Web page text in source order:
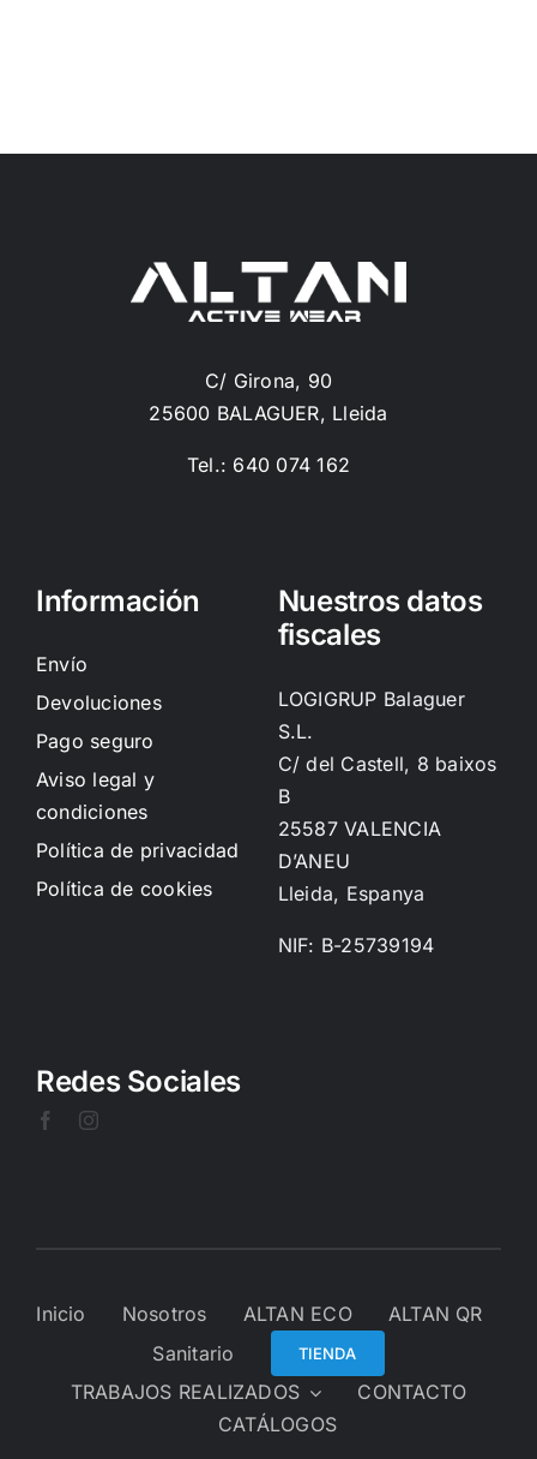
C/ Girona, 90
25600 BALAGUER, Lleida
Tel.: 640 074 162
Información
Envío
Devoluciones
Pago seguro
Aviso legal y
condiciones
Política de privacidad
Política de cookies
Nuestros datos
fiscales
LOGIGRUP Balaguer
S.L.
C/ del Castell, 8 baixos
B
25587 VALENCIA
D’ANEU
Lleida, Espanya
NIF: B-25739194
Redes Sociales
Inicio Nosotros ALTAN ECO
ALTAN QR
Sanitario
TIENDA
TRABAJOS REALIZADOS
CONTACTO
CATÁLOGOS